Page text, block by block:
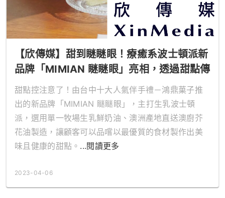
【欣傳媒】甜到瞇瞇眼！療癒系波士頓派新
品牌「MIMIAN 瞇瞇眼」亮相，透過甜點傳
遞發自內心的快樂
甜點控注意了！由台中十大人氣伴手禮－鴻鼎菓子推
出的新品牌「MIMIAN 瞇瞇眼」，主打生乳波士頓
派，選用單一牧場生乳鮮奶油、澳洲產地直送澳廚芥
花油製造，讓顧客可以品嚐以最優質的食材製作出美
味且健康的甜點。 ...閱讀更多
2023-04-06